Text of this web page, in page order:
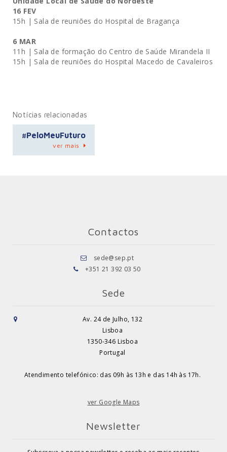
16 FEV
15h | Sala de reuniões do Hospital de Bragança
6 MAR
11h | Sala de formação do Centro de Saúde Mirandela II
15h | Sala de reuniões do Hospital Macedo de Cavaleiros
Notícias relacionadas
#PeloMeuFuturo
ver mais
Contactos
sede@sep.pt
+351 21 392 03 50
Sede
Av. 24 de Julho, 132
Lisboa
1350-346 Lisboa
Portugal
Atendimento telefónico: das 09h às 13h e das 14h às 17h.
ver Google Maps
Newsletter